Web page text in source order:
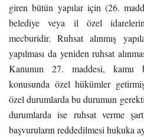
giren bütün yapılar için (26.
belediye veya il özel
mecburidir. Ruhsat alınmış
yapılması da yeniden ruhsat
Kanunun 27. maddesi, kamu
konusunda özel hükümler
özel durumlarda bu durumun
durumlarda ise ruhsat verme
başvuruların reddedilmesi hukuka